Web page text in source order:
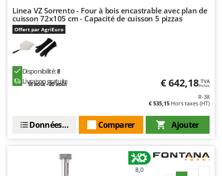
Troy-Bilt
U
Udor
Unger
V
Verdemax
Linea VZ Sorrento - Four à bois encastrable avec plan de
cuisson 72x105 cm - Capacité de cuisson 5 pizzas
Offert par AgriEuro
Disponibilité:8
Livraison gratuite
18 août - 20 août € 642,18 TVA
Inclus
R-38
€ 535,15 Hors taxes (HT)
Ajouter
Comparer
Données techniques
8,0